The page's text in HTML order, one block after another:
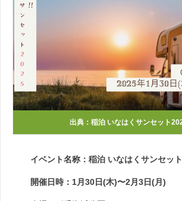
出典： 稲泊 いなはくサンセット
イベント名称：稲泊 いなはくサンセッ
開催日時：1月30日(木)〜2月3日(月)